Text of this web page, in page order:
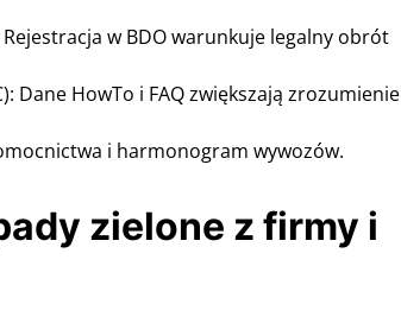
Rejestracja w BDO warunkuje legalny obrót
Dane HowTo i FAQ zwiększają zrozumienie
i harmonogram wywozów.
zielone z firmy i